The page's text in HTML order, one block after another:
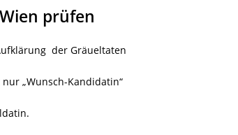
prüfen
der Gräueltaten
„Wunsch-Kandidatin“